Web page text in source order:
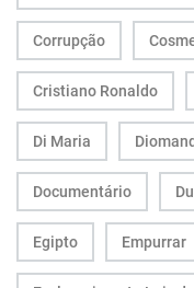
Corrupção
Cristiano Ronaldo
Di Maria
Documentário
Egipto Empurrar